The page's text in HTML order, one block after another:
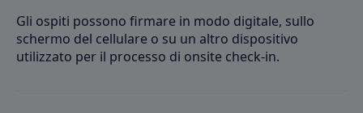
Gli ospiti possono firmare in modo digitale, sullo
schermo del cellulare o su un altro dispositivo
utilizzato per il processo di onsite check-in.